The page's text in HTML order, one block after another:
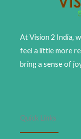
At Vision 2 India,
feel a little more
bring a sense of
Quick Links